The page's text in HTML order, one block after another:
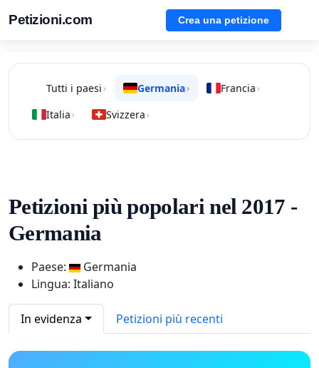
Petizioni.com Crea una petizione
Tutti i paesi › Germania› Francia ›
Italia › Svizzera ›
Petizioni più popolari nel 2017 -
Germania
Paese:
Germania
Lingua: Italiano
In evidenza Petizioni più recenti